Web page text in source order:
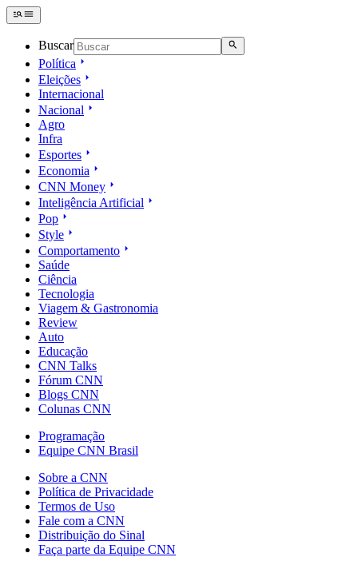
Buscar
Política
Eleições
Internacional
Nacional
Agro
Infra
Esportes
Economia
CNN Money
Inteligência Artificial
Pop
Style
Comportamento
Saúde
Ciência
Tecnologia
Viagem & Gastronomia
Review
Auto
Educação
CNN Talks
Fórum CNN
Blogs CNN
Colunas CNN
Programação
Equipe CNN Brasil
Sobre a CNN
Política de Privacidade
Termos de Uso
Fale com a CNN
Distribuição do Sinal
Faça parte da Equipe CNN